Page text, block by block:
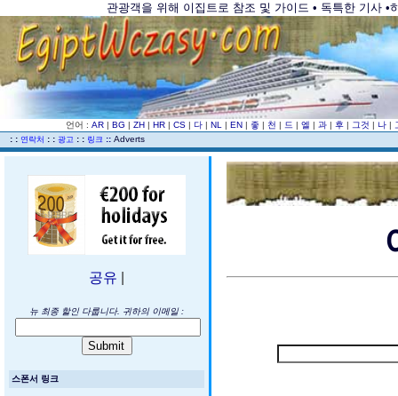
관광객을 위해 이집트로 참조 및 가이드 • 독특한 기사
언어 : AR | BG | ZH | HR | CS | 다 | NL | EN | 좋 | 천 | 드 | 엘 | 과 | 후 | 그것 | 나 |
: : 연락처 : : 광고 : : 링크 :: Adverts
공유
뉴 최종 할인 다룹니다. 귀하의 이메일 :
스폰서 링크